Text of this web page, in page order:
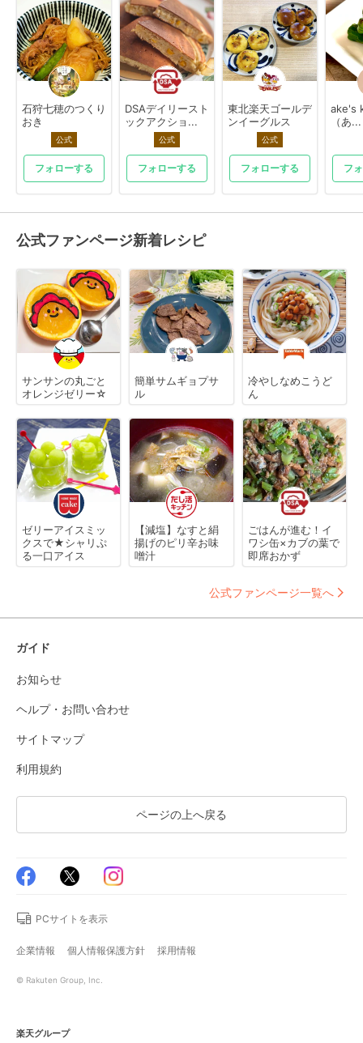
石狩七穂のつくり
おき
公式
フォローする
DSAデイリースト
ックアクショ...
公式
フォローする
東北楽天ゴールデ
ンイーグルス
公式
フォローする
ake's
（あ...
フ
公式ファンページ新着レシピ
サンサンの丸ごと
オレンジゼリー☆
簡単サムギョプサ
ル
冷やしなめこうど
ん
ゼリーアイスミッ
クスで★シャリぷ
る一口アイス
【減塩】なすと絹
揚げのピリ辛お味
噌汁
ごはんが進む！イ
ワシ缶×カブの葉で
即席おかず
公式ファンページ一覧へ
ガイド
お知らせ
ヘルプ・お問い合わせ
サイトマップ
利用規約
ページの上へ戻る
PCサイトを表示
企業情報 個人情報保護方針 採用情報
© Rakuten Group, Inc.
楽天グループ